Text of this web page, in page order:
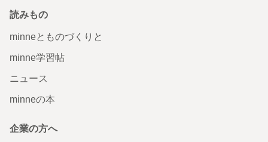
読みもの
minneとものづくりと
minne学習帖
ニュース
minneの本
企業の方へ